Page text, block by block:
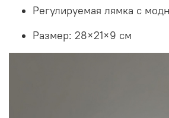
Регулируемая лямка с
Размер: 28×21×9 см